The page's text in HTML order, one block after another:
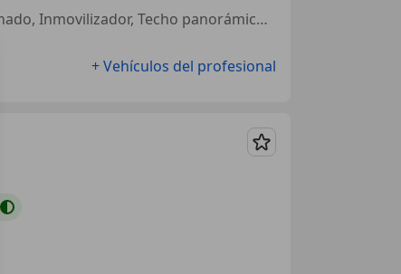
Cierre centralizado, Garantia, ABS, Llantas de aleación, Aire Acondicionado, Inmovilizador, Techo panorámico, ESP
+ Vehículos del profesional
Guardar